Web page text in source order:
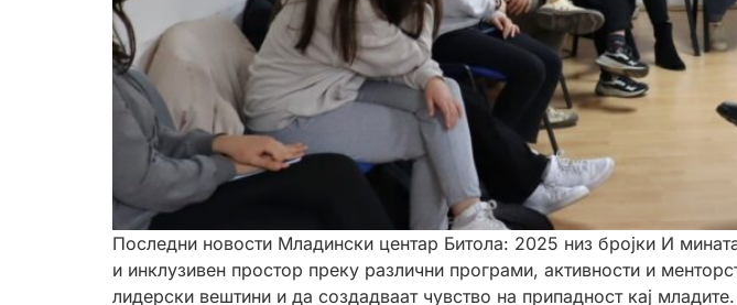
Последни новости Младински центар Битола: 2025 низ бројки И
и инклузивен простор преку различни програми, активности и
лидерски вештини и да создадваат чувство на припадност кај